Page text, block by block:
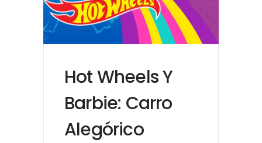
Hot Wheels Y
Barbie: Carro
Alegórico